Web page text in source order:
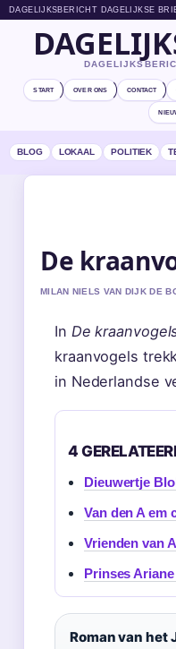
DAGELIJKSBERICHT DAGELIJKSE
START OVER ONS CONTACT
BLOG LOKAAL POLITIEK
De
MILAN NIELS VAN DIJK DE
In De
kraanvogels
in Nederlandse
4
Dieuwertje
Van den A em
Vrienden van
Prinses
Roman van het